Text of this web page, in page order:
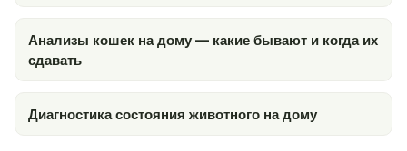
Анализы кошек на дому — какие бывают и когда их
сдавать
Диагностика состояния животного на дому